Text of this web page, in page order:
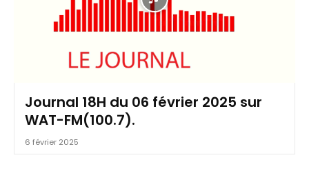
Journal 18H du 06 février 2025 sur
WAT-FM(100.7).
6 février 2025